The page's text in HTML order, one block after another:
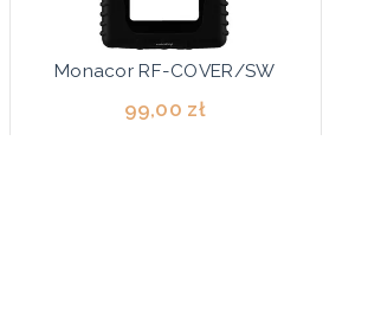
Monacor RF-COVER/SW
99,00 zł